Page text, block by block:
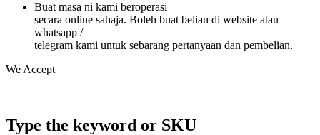
Buat masa ni kami beroperasi
secara online sahaja. Boleh buat belian di website atau
whatsapp /
telegram kami untuk sebarang pertanyaan dan pembelian.
We Accept
Type the keyword or SKU